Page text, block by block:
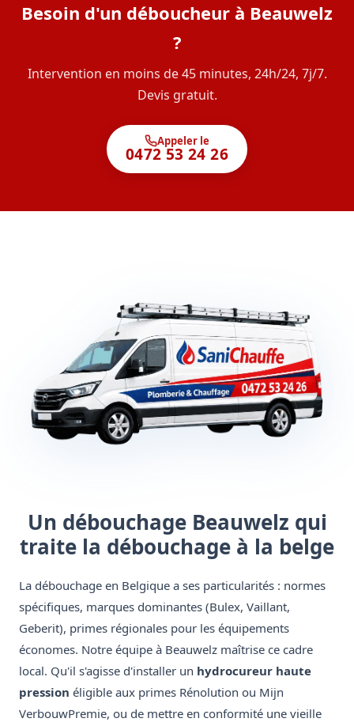
Besoin d'un déboucheur à Beauwelz
?
Intervention en moins de 45 minutes, 24h/24, 7j/7.
Devis gratuit.
Appeler le
0472 53 24 26
Un débouchage Beauwelz qui
traite la débouchage à la belge
La débouchage en Belgique a ses particularités : normes
spécifiques, marques dominantes (Bulex, Vaillant,
Geberit), primes régionales pour les équipements
économes. Notre équipe à Beauwelz maîtrise ce cadre
local. Qu'il s'agisse d'installer un hydrocureur haute
pression éligible aux primes Rénolution ou Mijn
VerbouwPremie, ou de mettre en conformité une vieille